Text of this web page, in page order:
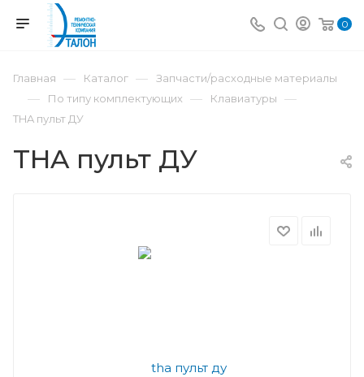
0
Главная — Каталог — Запчасти/расходные материалы
— По типу комплектующих — Клавиатуры —
THA пульт ДУ
THA пульт ДУ